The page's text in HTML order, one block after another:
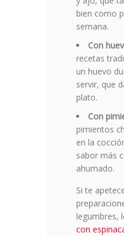
bien como
semana.
Con
recetas
un huevo
servir, que
plato.
Con
pimientos
en la
sabor más
ahumado.
Si te
legumbres,
con